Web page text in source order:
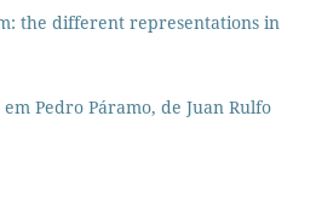
the different representations in
Pedro Páramo, de Juan Rulfo